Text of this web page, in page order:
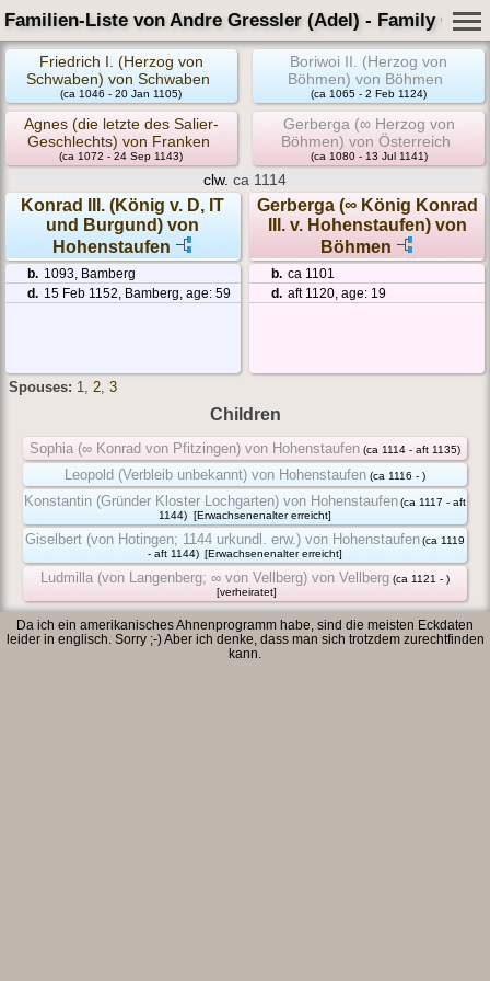
Familien-Liste von Andre Gressler (Adel) - Family Card
Friedrich I. (Herzog von
Schwaben) von Schwaben
(ca 1046 - 20 Jan 1105)
Boriwoi II. (Herzog von
Böhmen) von Böhmen
(ca 1065 - 2 Feb 1124)
Agnes (die letzte des Salier-
Geschlechts) von Franken
(ca 1072 - 24 Sep 1143)
Gerberga (∞ Herzog von
Böhmen) von Österreich
(ca 1080 - 13 Jul 1141)
clw. ca 1114
Konrad III. (König v. D, IT
und Burgund) von
Hohenstaufen
Gerberga (∞ König Konrad
III. v. Hohenstaufen) von
Böhmen
b. 1093, Bamberg
d. 15 Feb 1152, Bamberg, age: 59
b. ca 1101
d. aft 1120, age: 19
Spouses: 1, 2, 3
Children
Sophia (∞ Konrad von Pfitzingen) von Hohenstaufen (ca 1114 - aft 1135)
Leopold (Verbleib unbekannt) von Hohenstaufen (ca 1116 - )
Konstantin (Gründer Kloster Lochgarten) von Hohenstaufen(ca 1117 - aft
1144) [Erwachsenenalter erreicht]
Giselbert (von Hotingen; 1144 urkundl. erw.) von Hohenstaufen(ca 1119
- aft 1144) [Erwachsenenalter erreicht]
Ludmilla (von Langenberg; ∞ von Vellberg) von Vellberg (ca 1121 - )
[verheiratet]
Da ich ein amerikanisches Ahnenprogramm habe, sind die meisten Eckdaten
leider in englisch. Sorry ;-) Aber ich denke, dass man sich trotzdem zurechtfinden
kann.